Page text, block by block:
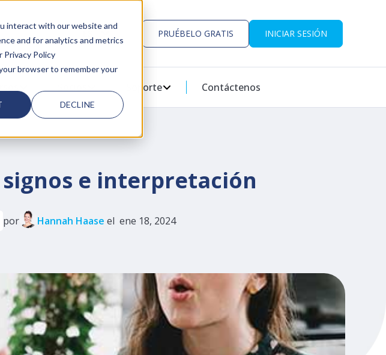
interact with our website and
and for analytics and metrics
Policy
browser to remember your
DECLINE
PRUÉBELO GRATIS INICIAR SESIÓN
FOR POR QUÉ SMARTCLASS?
SHOW SUBMENU FOR RECURSOS
SHOW SUBMENU FOR SOCIOS
SoporteSHOW SUBMENU FOR SOPORTE
Contáctenos
e interpretación
por Hannah Haase el ene 18, 2024